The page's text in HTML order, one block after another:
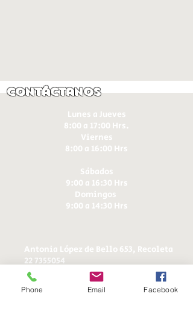
Contáctanos
Lunes a Jueves
8:00 a 17:00 Hrs.
Viernes
8:00 a 16:00 Hrs​
Sábados
9:00 a 16:30 Hrs
Domingos
9:00 a 14:30 Hrs
Antonia López de Bello 653, Recoleta
22 7355054
22 7375725
+56 9 75224598
ducereposteria@gmail.com
Phone Email Facebook